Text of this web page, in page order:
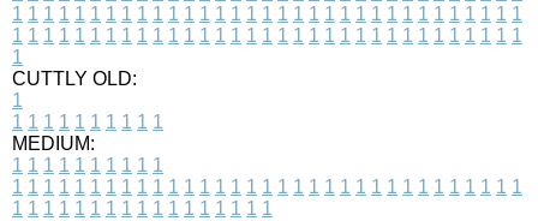
1 1 1 1 1 1 1 1 1 1 1 1 1 1 1 1 1 1 1 1 1 1 1 1 1 1 1 1 1 1 1 1 1
1 1 1 1 1 1 1 1 1 1 1 1 1 1 1 1 1 1 1 1 1 1 1 1 1 1 1 1 1 1 1 1 1
1
CUTTLY OLD:
1
1 1 1 1 1 1 1 1 1 1
MEDIUM:
1 1 1 1 1 1 1 1 1 1
1 1 1 1 1 1 1 1 1 1 1 1 1 1 1 1 1 1 1 1 1 1 1 1 1 1 1 1 1 1 1 1 1
1 1 1 1 1 1 1 1 1 1 1 1 1 1 1 1 1